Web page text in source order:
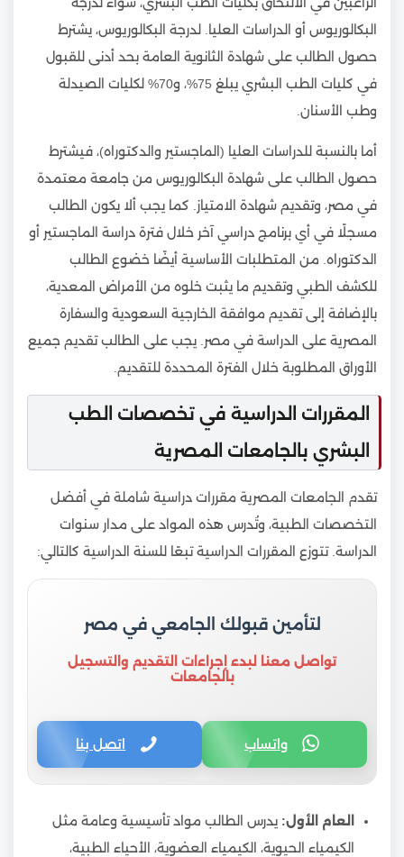
البكالوريوس أو الدراسات العليا. لدرجة البكالوريوس، يشترط
حصول الطالب على شهادة الثانوية العامة بحد أدنى للقبول
في كليات الطب البشري يبلغ 75%، و70% لكليات الصيدلة
وطب الأسنان.
أما بالنسبة للدراسات العليا (الماجستير والدكتوراه)، فيشترط
حصول الطالب على شهادة البكالوريوس من جامعة معتمدة
في مصر، وتقديم شهادة الامتياز. كما يجب ألا يكون الطالب
مسجلًا في أي برنامج دراسي آخر خلال فترة دراسة الماجستير أو
الدكتوراه. من المتطلبات الأساسية أيضًا خضوع الطالب
للكشف الطبي وتقديم ما يثبت خلوه من الأمراض المعدية،
بالإضافة إلى تقديم موافقة الخارجية السعودية والسفارة
المصرية على الدراسة في مصر. يجب على الطالب تقديم جميع
الأوراق المطلوبة خلال الفترة المحددة للتقديم.
المقررات الدراسية في تخصصات الطب
البشري بالجامعات المصرية
تقدم الجامعات المصرية مقررات دراسية شاملة في أفضل
التخصصات الطبية، وتُدرس هذه المواد على مدار سنوات
الدراسة. تتوزع المقررات الدراسية تبعًا للسنة الدراسية كالتالي:
لتأمين قبولك الجامعي في مصر
تواصل معنا لبدء إجراءات التقديم والتسجيل
بالجامعات
واتساب اتصل بنا
العام الأول: يدرس الطالب مواد تأسيسية وعامة مثل
الكيمياء الحيوية، الكيمياء العضوية، الأحياء الطبية،